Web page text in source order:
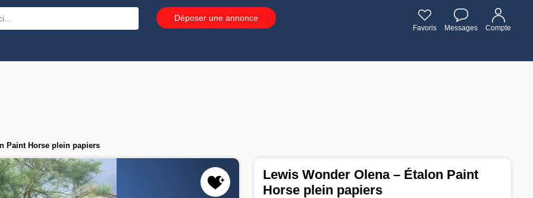
Déposer une annonce
Favoris Messages Compte
Paint Horse plein papiers
Lewis Wonder Olena – Étalon Paint
Horse plein papiers